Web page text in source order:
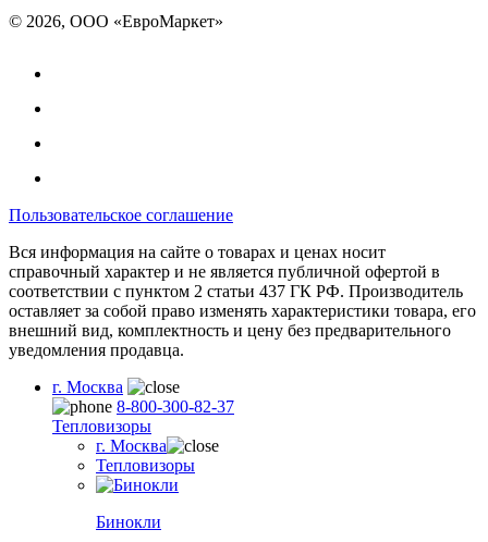
© 2026, ООО «ЕвроМаркет»
Пользовательское соглашение
Вся информация на сайте о товарах и ценах носит
справочный характер и не является публичной офертой в
соответствии с пунктом 2 статьи 437 ГК РФ. Производитель
оставляет за собой право изменять характеристики товара, его
внешний вид, комплектность и цену без предварительного
уведомления продавца.
г. Москва
8-800-300-82-37
Тепловизоры
г. Москва
Тепловизоры
Бинокли